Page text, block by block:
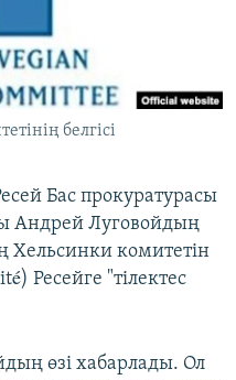
белгісі
Бас прокуратурасы
Андрей Луговойдың
Хельсинки комитетін
Ресейге "тілектес
өзі хабарлады. Ол